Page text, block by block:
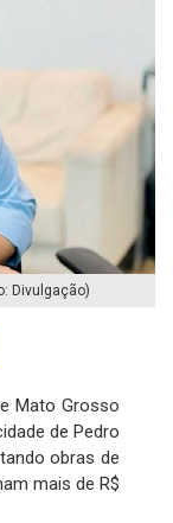
Divulgação)
Mato Grosso
de Pedro
obras de
mais de R$